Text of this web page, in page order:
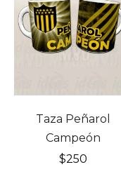
Taza Peñarol
Campeón
$250